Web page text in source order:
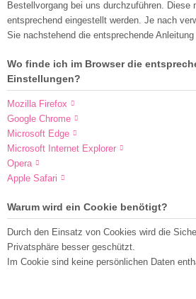
Bestellvorgang bei uns durchzuführen. Diese
entsprechend eingestellt werden. Je nach
Sie nachstehend die entsprechende Anleitung
Wo finde ich im Browser die
Einstellungen?
Mozilla Firefox
Google Chrome
Microsoft Edge
Microsoft Internet Explorer
Opera
Apple Safari
Warum wird ein Cookie benötigt?
Durch den Einsatz von Cookies wird die
Privatsphäre besser geschützt.
Im Cookie sind keine persönlichen Daten